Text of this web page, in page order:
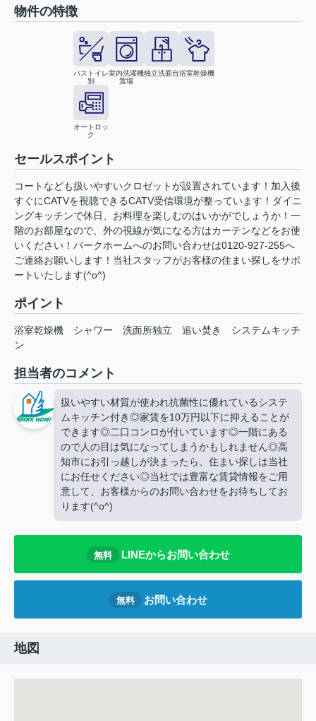
物件の特徴
バストイレ
別
室内洗濯機
置場
独立洗面台浴室乾燥機
オートロッ
ク
セールスポイント
コートなども扱いやすいクロゼットが設置されています！加入後
すぐにCATVを視聴できるCATV受信環境が整っています！ダイニ
ングキッチンで休日、お料理を楽しむのはいかがでしょうか！一
階のお部屋なので、外の視線が気になる方はカーテンなどをお使
いください！パークホームへのお問い合わせは0120-927-255へ
ご連絡お願いします！当社スタッフがお客様の住まい探しをサポ
ートいたします(^o^)
ポイント
浴室乾燥機 シャワー 洗面所独立 追い焚き
システムキッチ
ン
担当者のコメント
扱いやすい材質が使われ抗菌性に優れているシステ
ムキッチン付き◎家賃を10万円以下に抑えることが
できます◎二口コンロが付いています◎一階にある
ので人の目は気になってしまうかもしれません◎高
知市にお引っ越しが決まったら、住まい探しは当社
にお任せください◎当社では豊富な賃貸情報をご用
意して、お客様からのお問い合わせをお待ちしてお
ります(^o^)
無料 LINEからお問い合わせ
無料 お問い合わせ
地図